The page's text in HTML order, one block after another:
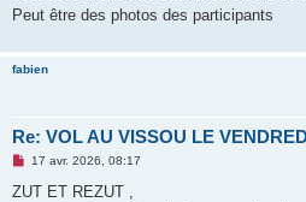
g
o
n
Peut être des photos des participants
fabien
Re: VOL AU VISSOU LE
M
s
17 avr. 2026, 08:17
ZUT ET REZUT ,